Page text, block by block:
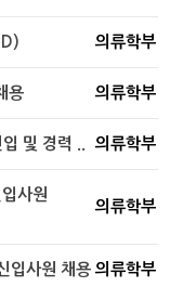
의류학부
용 의류학부
및 경력 .. 의류학부
사원
의류학부
입사원 채용 의류학부